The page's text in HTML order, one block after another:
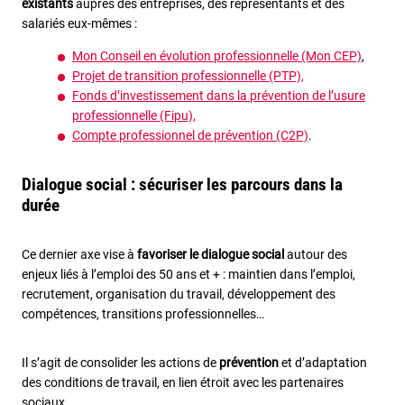
existantsauprès des entreprises, des représentants et des
salariés eux-mêmes :
Mon Conseil en évolution professionnelle (Mon CEP),
Projet de transition professionnelle (PTP),
Fonds d’investissement dans la prévention de l’usure
professionnelle (Fipu),
Compte professionnel de prévention (C2P).
Dialogue social : sécuriser les parcours dans la
durée
Ce dernier axe vise à favoriser le dialogue social autour des
enjeux liés à l’emploi des 50 ans et + : maintien dans l’emploi,
recrutement, organisation du travail, développement des
compétences, transitions professionnelles…
Il s’agit de consolider les actions de préventionet d’adaptation
des conditions de travail, en lien étroit avec les partenaires